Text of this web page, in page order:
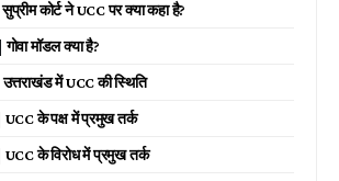
सुप्रीम कोर्ट ने UCC पर क्या कहा है?
गोवा मॉडल क्या है?
उत्तराखंड में UCC की स्थिति
UCC के पक्ष में प्रमुख तर्क
UCC के विरोध में प्रमुख तर्क